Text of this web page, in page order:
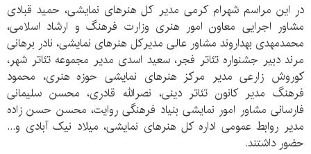
در این مراسم شهرام کرمی مدیر کل هنرهای نمایشی، حمید قبادی
مشاور اجرایی معاون امور هنری وزارت فرهنگ و ارشاد اسلامی،
محمدمهدی بهداروند مشاور عالی مدیرکل هنرهای نمایشی، نادر برهانی
مرند دبیر جشنواره تئاتر فجر، سعید اسدی مدیر مجموعه تئاتر شهر،
کوروش زارعی مدیر مرکز هنرهای نمایشی حوزه هنری، محمود
فرهنگ مدیر کانون تئاتر دینی، نصرالله قادری، محسن سلیمانی
فارسانی مشاور امور نمایشی بنیاد فرهنگی روایت، محسن حسن زاده
مدیر روابط عمومی اداره کل هنرهای نمایشی، میلاد نیک آبادی و...
حضور داشتند.